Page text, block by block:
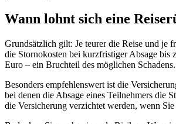
Wann lohnt sich eine
Grundsätzlich gilt: Je teurer die Reise und je
die Stornokosten bei kurzfristiger Absage bis
Euro – ein Bruchteil des möglichen Schadens.
Besonders empfehlenswert ist die
bei denen die Absage eines Teilnehmers die
die Versicherung verzichtet werden, wenn